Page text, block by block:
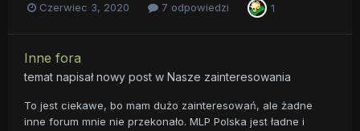
Czerwiec 3, 2020 7 odpowiedzi 1
Inne fora
temat napisał nowy post w Nasze zainteresowania
To jest ciekawe, bo mam dużo zainteresowań, ale żadne
inne forum mnie nie przekonało. MLP Polska jest ładne i